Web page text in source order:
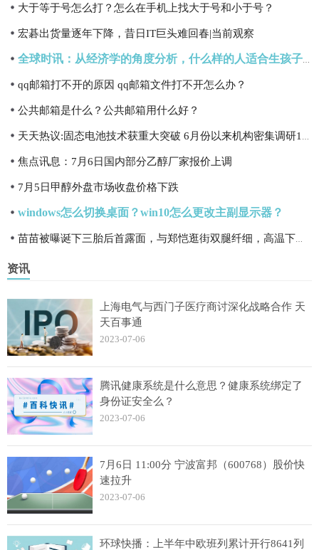
大于等于号怎么打？怎么在手机上找大于号和小于号？
宏碁出货量逐年下降，昔日IT巨头难回春|当前观察
qq邮箱打不开的原因 qq邮箱文件打不开怎么办？
公共邮箱是什么？公共邮箱用什么好？
焦点讯息：7月6日国内部分乙醇厂家报价上调
7月5日甲醇外盘市场收盘价格下跌
windows怎么切换桌面？win10怎么更改主副显示器？
资讯
上海电气与西门子医疗商讨深化战略合作 天
天百事通
2023-07-06
腾讯健康系统是什么意思？健康系统绑定了
身份证安全么？
2023-07-06
7月6日 11:00分 宁波富邦（600768）股价快
速拉升
2023-07-06
环球快播：上半年中欧班列累计开行8641列